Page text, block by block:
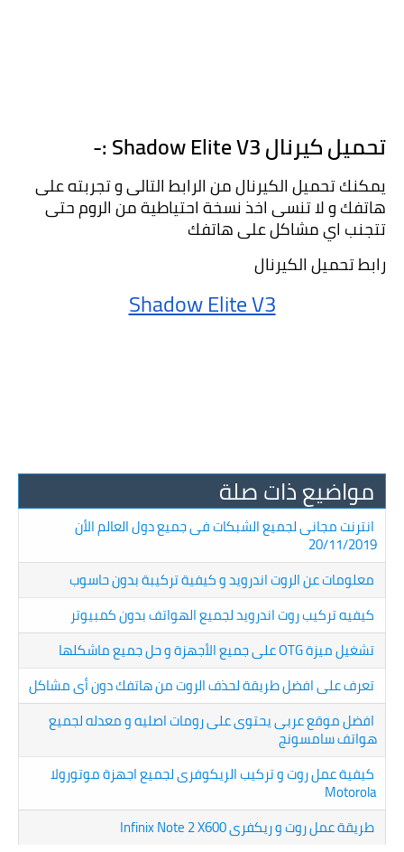
تحميل كيرنال Shadow Elite V3 :-
تتجنب اي مشاكل على هاتفك
رابط تحميل الكيرنال
Shadow Elite V3
مواضيع ذات صلة
انترنت مجانى لجميع الشبكات فى جميع دول العالم الأن
20/11/2019
معلومات عن الروت اندرويد و كيفية تركيبة بدون حاسوب
كيفيه تركيب روت اندرويد لجميع الهواتف بدون كمبيوتر
تشغيل ميزة OTG على جميع الأجهزة و حل جميع ماشكلها
تعرف على افضل طريقة لحذف الروت من هاتفك دون أى مشاكل
افضل موقع عربى يحتوى على رومات اصليه و معدله لجميع
هواتف سامسونج
كيفية عمل روت و تركيب الريكوفرى لجميع اجهزة موتورولا
Motorola
طريقة عمل روت و ريكفرى Infinix Note 2 X600